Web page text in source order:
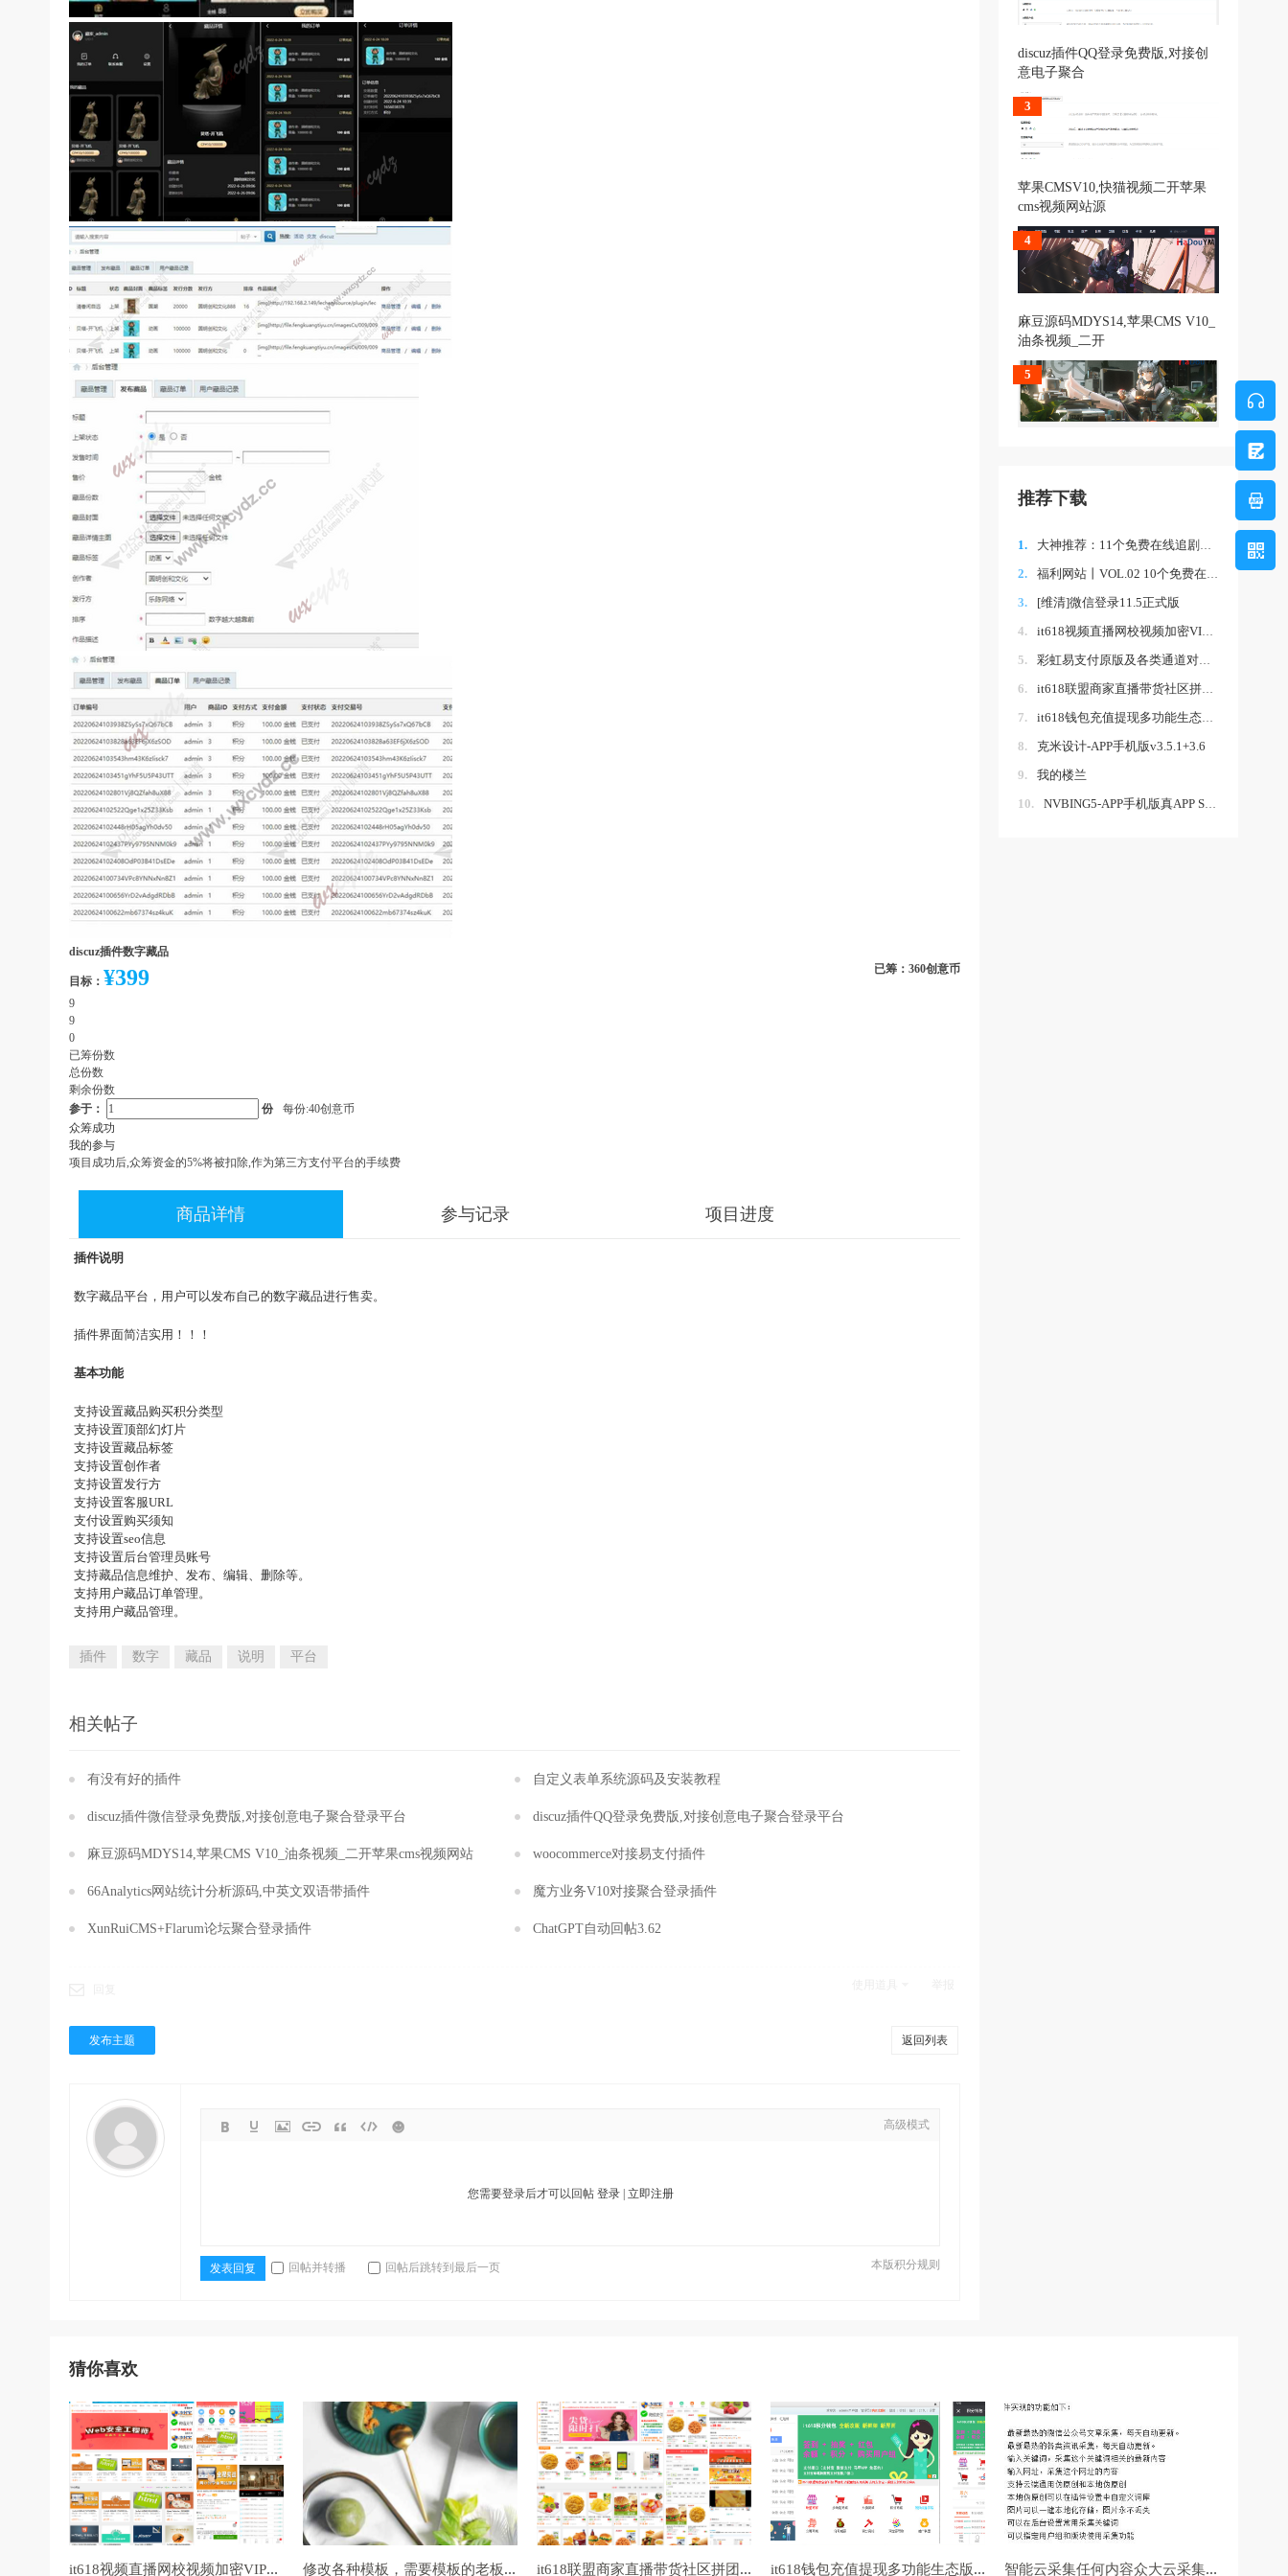
discuz插件QQ登录免费版,对接创
意电子聚合
3
苹果CMSV10,快猫视频二开苹果
cms视频网站源
4
麻豆源码MDYS14,苹果CMS V10_
油条视频_二开
5
推荐下载
1.
大神推荐：11个免费在线追剧网站~
2.
福利网站丨VOL.02 10个免费在线观看影视网
3.
[维清]微信登录11.5正式版
4.
it618视频直播网校视频加密VIP卡密拼课认证
5.
彩虹易支付原版及各类通道对接插件,小程序
6.
it618联盟商家直播带货社区拼团线上线下会
7.
it618钱包充值提现多功能生态版 v9.1.6
8.
克米设计-APP手机版v3.5.1+3.6
9.
我的楼兰
10.
NVBING5-APP手机版真APP S3.6
discuz插件数字藏品
目标： ¥399 已筹：360创意币
9
9
0
已筹份数
总份数
剩余份数
参于：
份
每份:40创意币
众筹成功
我的参与
项目成功后,众筹资金的5%将被扣除,作为第三方支付平台的手续费
商品详情 参与记录 项目进度
插件说明
数字藏品平台，用户可以发布自己的数字藏品进行售卖。
插件界面简洁实用！！！
基本功能
支持设置藏品购买积分类型
支持设置顶部幻灯片
支持设置藏品标签
支持设置创作者
支持设置发行方
支持设置客服URL
支付设置购买须知
支持设置seo信息
支持设置后台管理员账号
支持藏品信息维护、发布、编辑、删除等。
支持用户藏品订单管理。
支持用户藏品管理。
插件 数字 藏品 说明 平台
相关帖子
有没有好的插件 自定义表单系统源码及安装教程
discuz插件微信登录免费版,对接创意电子聚合登录平台 discuz插件QQ登录免费版,对接创意电子聚合登录平台
麻豆源码MDYS14,苹果CMS V10_油条视频_二开苹果cms视频网站 woocommerce对接易支付插件
66Analytics网站统计分析源码,中英文双语带插件 魔方业务V10对接聚合登录插件
XunRuiCMS+Flarum论坛聚合登录插件 ChatGPT自动回帖3.62
发布主题 返回列表
高级模式
您需要登录后才可以回帖 登录| 立即注册
本版积分规则
发表回复 回帖并转播 回帖后跳转到最后一页
猜你喜欢
it618视频直播网校视频加密VIP卡密拼课认证 修改各种模板，需要模板的老板可以看这里 it618联盟商家直播带货社区拼团线上线下会 it618钱包充值提现多功能生态版 v9.1.6 智能云采集任何内容众大云采集 9.6.4(去版